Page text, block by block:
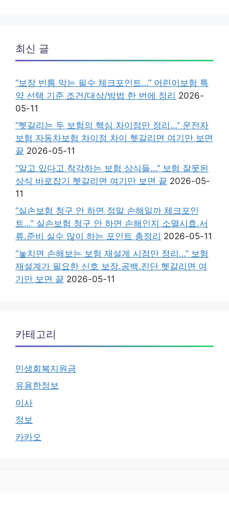
최신 글
“보장 빈틈 막는 필수 체크포인트…” 어린이보험 특
약 선택 기준 조건/대상/방법 한 번에 정리 2026-
05-11
“헷갈리는 두 보험의 핵심 차이점만 정리…” 운전자
보험 자동차보험 차이점 차이 헷갈리면 여기만 보면
끝 2026-05-11
“알고 있다고 착각하는 보험 상식들…” 보험 잘못된
상식 바로잡기 헷갈리면 여기만 보면 끝 2026-05-
11
“실손보험 청구 안 하면 정말 손해일까 체크포인
트…” 실손보험 청구 안 하면 손해인지 소멸시효.서
류.준비 실수 많이 하는 포인트 총정리 2026-05-11
“놓치면 손해보는 보험 재설계 시점만 정리…” 보험
재설계가 필요한 신호 보장.공백.진단 헷갈리면 여
기만 보면 끝 2026-05-11
카테고리
민생회복지원금
유용한정보
이사
정보
카카오